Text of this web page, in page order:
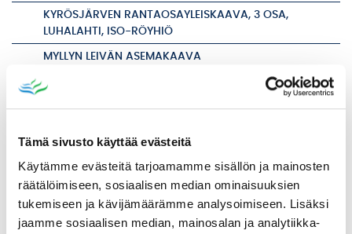
Tämä sivusto käyttää evästeitä
Käytämme evästeitä tarjoamamme sisällön ja mainosten
räätälöimiseen, sosiaalisen median ominaisuuksien
tukemiseen ja kävijämäärämme analysoimiseen. Lisäksi
jaamme sosiaalisen median, mainosalan ja analytiikka-
KYRÖSJÄRVEN RANTAOSAYLEISKAAVA, 3 OSA,
LUHALAHTI, ISO-RÖYHIÖ
MYLLYN LEIVÄN ASEMAKAAVA
NUMMENRANNAN MUUNTOASEMAN ASEMAKAAVA
MANSONIEMEN RANTA-ASEMAKAAVAN MUUTOS
KORTTELIA 5 JA OSAA KORTTELISTA 4 KOSKEVA
ASEMAKAAVAN MUUTOS
NUMMENRANNAN ASEMAKAAVAN MUUTOS